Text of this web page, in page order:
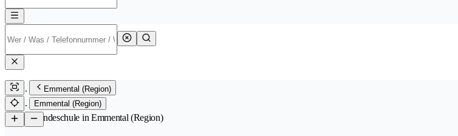
Emmental (Region)
Emmental (Region)
/Hundeschule in Emmental (Region)